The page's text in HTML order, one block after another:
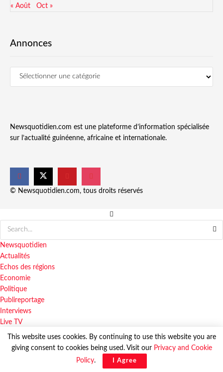
« Août Oct »
Annonces
Newsquotidien.com est une plateforme d’information spécialisée
sur l’actualité guinéenne, africaine et internationale.
© Newsquotidien.com, tous droits réservés
Newsquotidien
Actualités
Echos des régions
Economie
Politique
Publireportage
Interviews
Live TV
© Newsquotidien.com, tous droits réservés
This website uses cookies. By continuing to use this website you are
giving consent to cookies being used. Visit our Privacy and Cookie
Policy. I Agree